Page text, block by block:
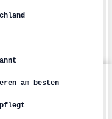
am besten